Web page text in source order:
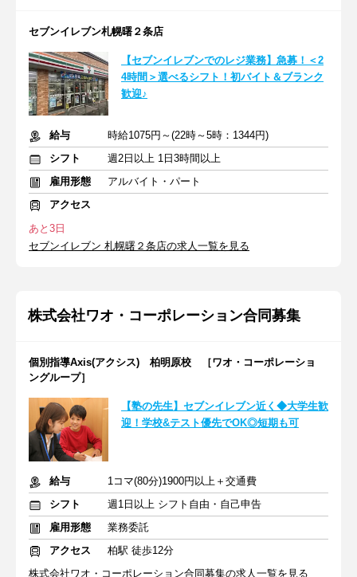
セブンイレブン札幌曙２条店
【セブンイレブンでのレジ業務】急募！＜2
4時間＞選べるシフト！初バイト＆ブランク
歓迎♪
給与
時給1075円～(22時～5時：1344円)
シフト
週2日以上 1日3時間以上
雇用形態
アルバイト・パート
アクセス
あと3日
セブンイレブン 札幌曙２条店の求人一覧を見る
株式会社ワオ・コーポレーション合同募集
個別指導Axis(アクシス) 柏明原校 ［ワオ・コーポレーショ
ングループ］
【塾の先生】セブンイレブン近く◆大学生歓
迎！学校&テスト優先でOK◎短期も可
給与
1コマ(80分)1900円以上＋交通費
シフト
週1日以上 シフト自由・自己申告
雇用形態
業務委託
アクセス
柏駅 徒歩12分
株式会社ワオ・コーポレーション合同募集の求人一覧を見る